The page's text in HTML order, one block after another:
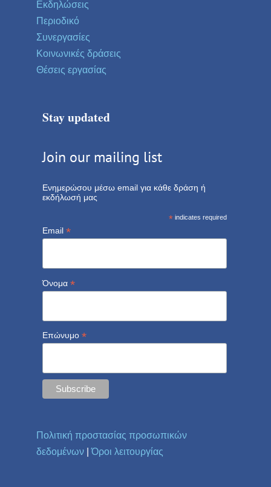
Εκδηλώσεις
Περιοδικό
Συνεργασίες
Κοινωνικές δράσεις
Θέσεις εργασίας
Stay updated
Join our mailing list
Ενημερώσου μέσω email για κάθε δράση ή
εκδήλωσή μας
* indicates required
Email *
Όνομα *
Επώνυμο *
Πολιτική προστασίας προσωπικών
δεδομένων |Όροι λειτουργίας